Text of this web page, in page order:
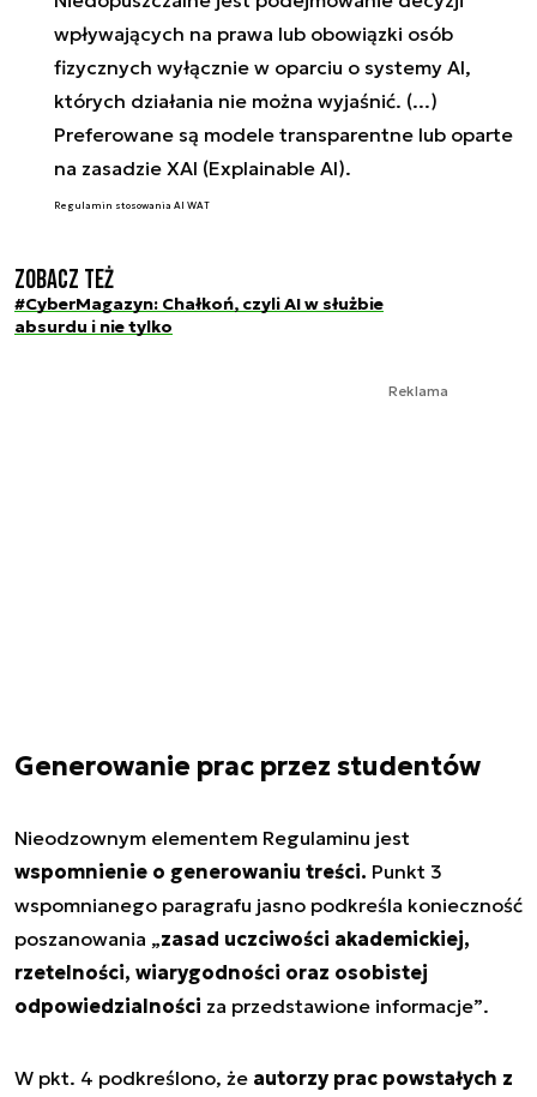
wpływających na prawa lub obowiązki osób
fizycznych wyłącznie w oparciu o systemy AI,
których działania nie można wyjaśnić. (...)
Preferowane są modele transparentne lub oparte
na zasadzie XAI (Explainable AI).
Regulamin stosowania AI WAT
Zobacz też
#CyberMagazyn: Chałkoń, czyli AI w służbie
absurdu i nie tylko
Reklama
Generowanie prac przez studentów
Nieodzownym elementem Regulaminu jest
wspomnienie o generowaniu treści. Punkt 3
wspomnianego paragrafu jasno podkreśla konieczność
poszanowania „zasad uczciwości akademickiej,
rzetelności, wiarygodności oraz osobistej
odpowiedzialności za przedstawione informacje”.
W pkt. 4 podkreślono, że autorzy prac powstałych z